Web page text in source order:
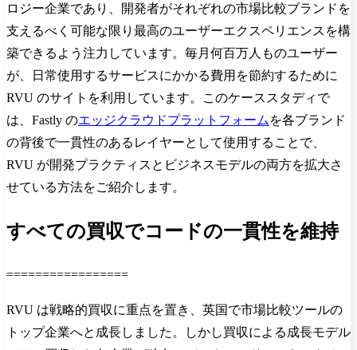
ロジー企業であり、開発者がそれぞれの市場比較ブランドを
支えるべく可能な限り最高のユーザーエクスペリエンスを構
築できるよう注力しています。毎月何百万人ものユーザー
が、日常使用するサービスにかかる費用を節約するために
RVU のサイトを利用しています。このケーススタディで
は、Fastly のエッジクラウドプラットフォーム を各ブランド
の背後で一貫性のあるレイヤーとして使用することで、
RVU が開発プラクティスとビジネスモデルの両方を拡大さ
せている方法をご紹介します。
すべての買収でコードの一貫性を維持
=================
RVU は戦略的買収に重点を置き、英国で市場比較ツールの
トップ企業へと成長しました。しかし買収による成長モデル